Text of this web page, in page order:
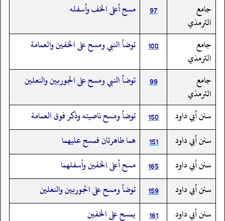
جامع
الترمذي
97 مسح أعلى الخف وأسفله
جامع
الترمذي
100 توضأ النبي ومسح على الخفين والعمامة
جامع
الترمذي
99 توضأ النبي ومسح على الجوربين والنعلين
سنن أبي داود 150
توضأ ومسح ناصيته وذكر فوق العمامة
سنن أبي داود
151
هما طاهرتان فمسح عليهما
سنن أبي داود
165
مسح أعلى الخفين وأسفلهما
سنن أبي داود
159
توضأ ومسح على الجوربين والنعلين
سنن أبي داود
161
يمسح على الخفين